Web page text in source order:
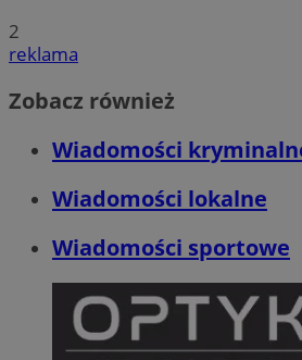
2
reklama
Zobacz również
Wiadomości
Wiadomości lokalne
Wiadomości sportowe